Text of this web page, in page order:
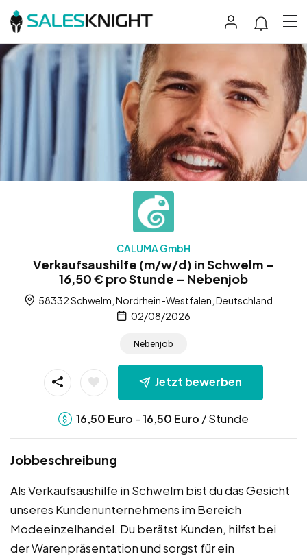
CALUMA GmbH
Verkaufsaushilfe (m/w/d) in Schwelm –
16,50 € pro Stunde – Nebenjob
58332 Schwelm, Nordrhein-Westfalen, Deutschland
02/08/2026
Nebenjob
Jetzt bewerben
16,50 Euro -16,50 Euro / Stunde
Jobbeschreibung
Als Verkaufsaushilfe in Schwelm bist du das Gesicht
unseres Kundenunternehmens im Bereich
Modeeinzelhandel. Du berätst Kunden, hilfst bei
der Warenpräsentation und sorgst für ein